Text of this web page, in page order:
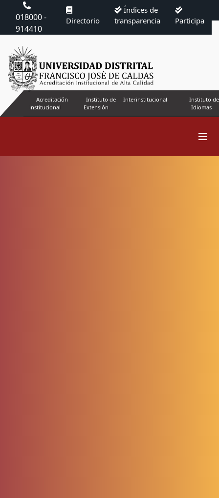
018000 -
914410
Directorio
Índices de
transparencia
Participa
Acreditación
institucional
Instituto de
Extensión
Interinstitucional
Instituto de
Idiomas